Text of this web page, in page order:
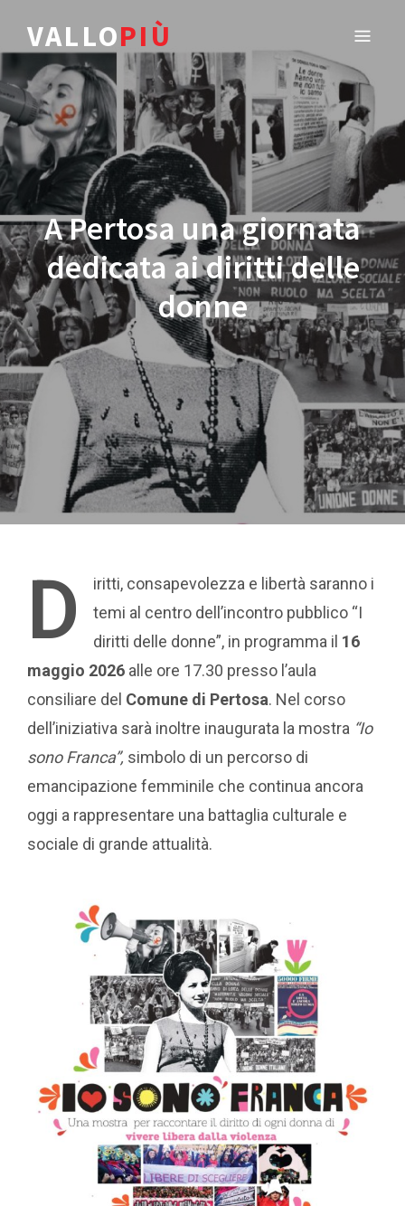
VALLOPIÙ
A Pertosa una giornata
dedicata ai diritti delle
donne
D
iritti, consapevolezza e libertà saranno i
temi al centro dell’incontro pubblico “I
diritti delle donne”, in programma il 16
maggio 2026 alle ore 17.30 presso l’aula
consiliare del Comune di Pertosa. Nel corso
dell’iniziativa sarà inoltre inaugurata la mostra “Io
sono Franca”, simbolo di un percorso di
emancipazione femminile che continua ancora
oggi a rappresentare una battaglia culturale e
sociale di grande attualità.